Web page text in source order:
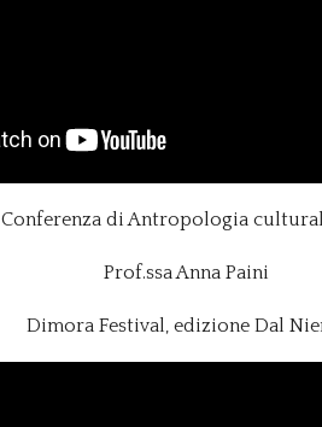
Conferenza di Antropologia
Prof.ssa Anna Paini
Dimora Festival, edizione Dal